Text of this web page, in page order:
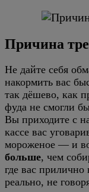
Причина
Не дайте себя
накормить вас
так дёшево, как
фуда не смогли
Вы приходите с
кассе вас
мороженое — и
больше, чем
где вас прилично
реально, не